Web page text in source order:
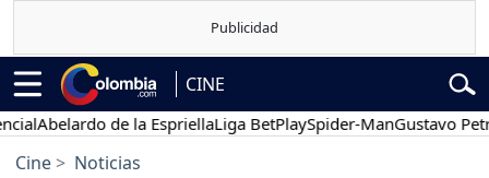
CINE
Abelardo de la EspriellaLiga BetPlaySpider-ManGustavo Petro
Cine Noticias